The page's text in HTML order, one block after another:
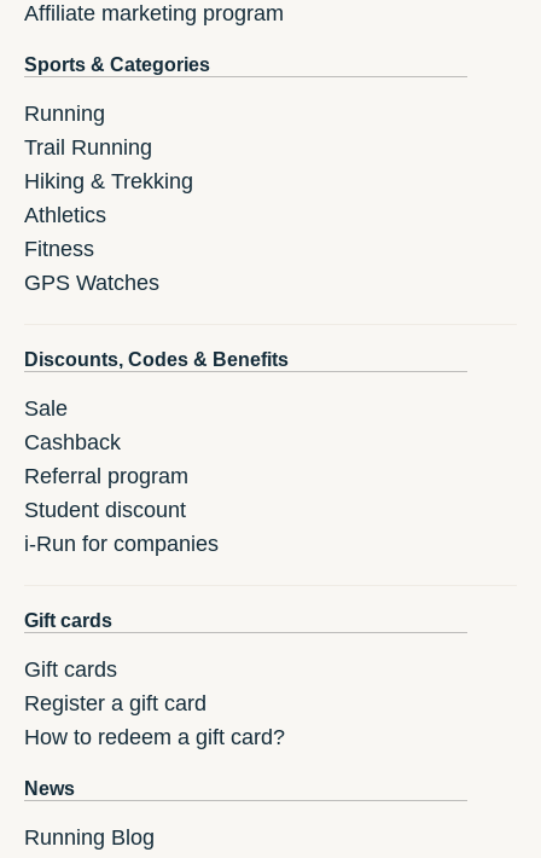
Affiliate marketing program
Sports & Categories
Running
Trail Running
Hiking & Trekking
Athletics
Fitness
GPS Watches
Discounts, Codes & Benefits
Sale
Cashback
Referral program
Student discount
i-Run for companies
Gift cards
Gift cards
Register a gift card
How to redeem a gift card?
News
Running Blog